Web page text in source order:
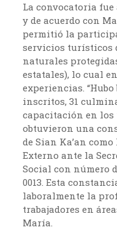
La convocatoria
y de acuerdo con
permitió la
servicios turísticos
naturales
estatales), lo cual
experiencias.
inscritos, 31
capacitación en los
obtuvieron una
de Sian Ka’an
Externo ante la
Social con número
0013. Esta
laboralmente la
trabajadores en
María.